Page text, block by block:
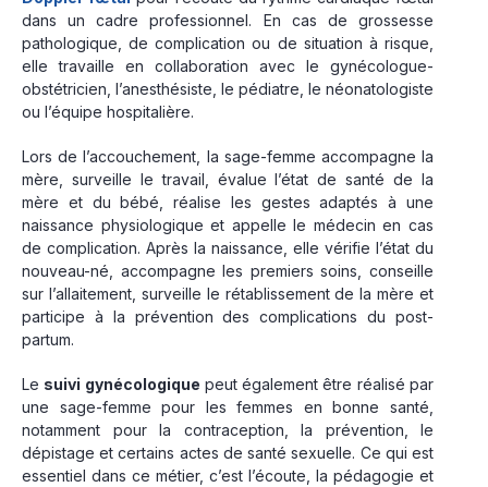
dans un cadre professionnel. En cas de grossesse
pathologique, de complication ou de situation à risque,
elle travaille en collaboration avec le gynécologue-
obstétricien, l’anesthésiste, le pédiatre, le néonatologiste
ou l’équipe hospitalière.
Lors de l’accouchement, la sage-femme accompagne la
mère, surveille le travail, évalue l’état de santé de la
mère et du bébé, réalise les gestes adaptés à une
naissance physiologique et appelle le médecin en cas
de complication. Après la naissance, elle vérifie l’état du
nouveau-né, accompagne les premiers soins, conseille
sur l’allaitement, surveille le rétablissement de la mère et
participe à la prévention des complications du post-
partum.
Le suivi gynécologique peut également être réalisé par
une sage-femme pour les femmes en bonne santé,
notamment pour la contraception, la prévention, le
dépistage et certains actes de santé sexuelle. Ce qui est
essentiel dans ce métier, c’est l’écoute, la pédagogie et